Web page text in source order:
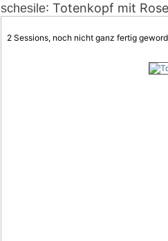
schesile: Totenkopf mit
2 Sessions, noch nicht ganz fertig